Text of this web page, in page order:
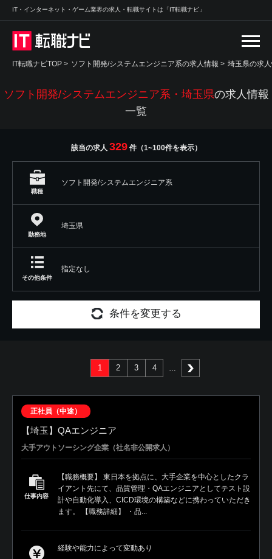
IT・インターネット・ゲーム業界の求人・転職サイトは「IT転職ナビ」
IT転職ナビTOP > ソフト開発/システムエンジニア系の求人情報 > 埼玉県の求
ソフト開発/システムエンジニア系・埼玉県の求人情報
一覧
該当の求人 329件（1~100件を表示）
職種
ソフト開発/システムエンジニア系
勤務地
埼玉県
その他条件
指定なし
条件を変更する
1 2 3 4
正社員（中途）
【埼玉】QAエンジニア
大手アウトソーシング企業（社名非公開求人）
仕事内容
【職務概要】 東日本を拠点に、大手企業を中心としたクラ
イアント先にて、品質管理・QAエンジニアとしてテスト設
計や自動化導入、CICD環境の構築などに携わっていただき
ます。 【職務詳細】 ・品...
経験や能力によって変動あり